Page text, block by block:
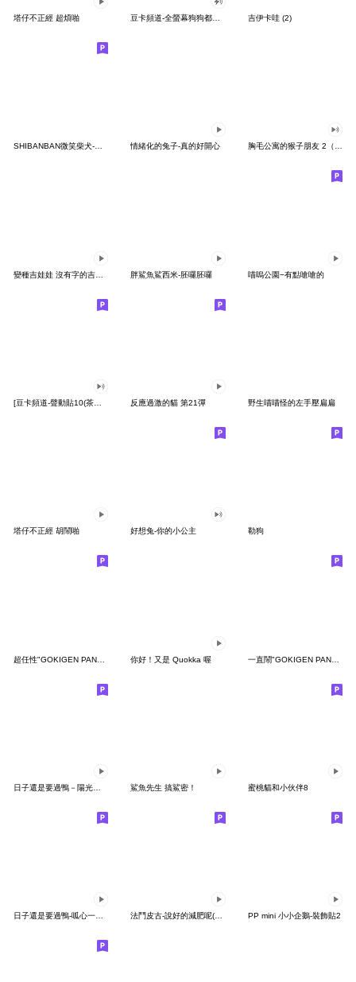
塔仔不正經 超煩啪 吉伊卡哇 (2)
SHIBANBAN微笑柴犬-廢柴寶寶日常 情緒化的兔子-真的好開心 胸毛公寓的猴子朋友 2（有聲動態）
胖鯊魚鯊西米-胚囉胚囉 喵嗚公園−有點嗆嗆的
反應過激的貓 第21彈 野生喵喵怪的左手壓扁扁
塔仔不正經 胡鬧啪 好想兔-你的小公主 勒狗
你好！又是 Quokka 喔 一直鬧"GOKIGEN PANDA" 台灣版
鯊魚先生 搞鯊密！ 蜜桃貓和小伙伴8
日子還是要過鴨-呱心一下鴨 法鬥皮古-說好的減肥呢(第15彈) PP mini 小小企鵝-裝飾貼2